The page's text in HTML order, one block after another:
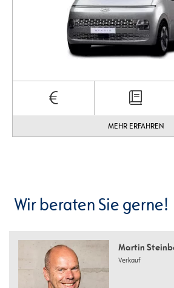
MEHR ERFAHREN
Wir beraten Sie gerne!
Martin
Verkauf